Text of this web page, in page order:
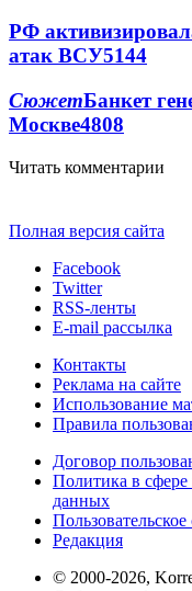
РФ
атак ВСУ5144
СюжетБанкет
Москве4808
Читать комментарии
Полная версия сайта
Facebook
Twitter
RSS-ленты
E-mail рассылка
Контакты
Реклама на сайте
Использование
Правила
Договор
Политика в
данных
Редакция
© 2000-2026,